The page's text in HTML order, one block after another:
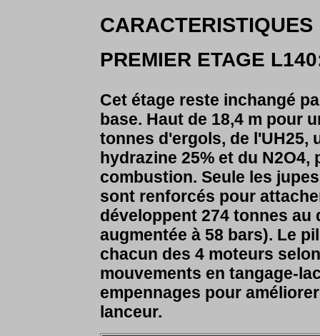
CARACTERISTIQUES
PREMIER ETAGE
Cet étage reste inchangé
base. Haut de 18,4 m pour
tonnes d'ergols, de l'UH25,
hydrazine 25% et du
combustion. Seule les
sont renforcés pour
développent 274 tonnes
augmentée à 58 bars). Le
chacun des 4 moteurs
mouvements en tangage-
empennages pour
lanceur.